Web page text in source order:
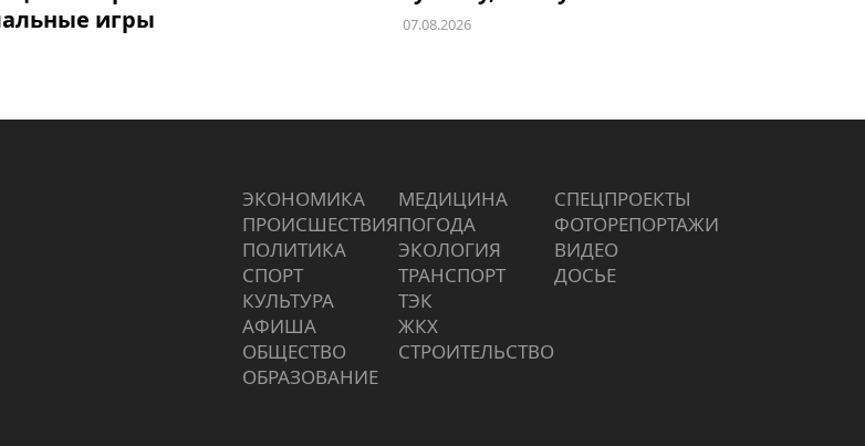
игры
07.08.2026
ЭКОНОМИКА
ПРОИCШЕСТВИЯ
ПОЛИТИКА
СПОРТ
КУЛЬТУРА
АФИША
ОБЩЕСТВО
ОБРАЗОВАНИЕ
МЕДИЦИНА
ПОГОДА
ЭКОЛОГИЯ
ТРАНСПОРТ
ТЭК
ЖКХ
СТРОИТЕЛЬСТВО
СПЕЦПРОЕКТЫ
ФОТОРЕПОРТАЖИ
ВИДЕО
ДОСЬЕ